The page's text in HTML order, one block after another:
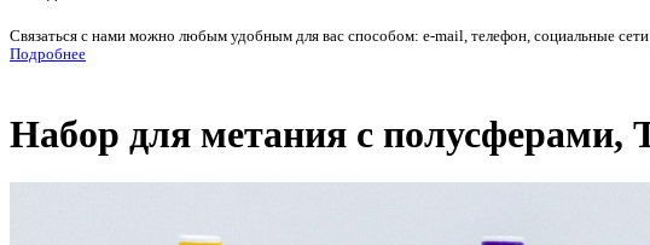
Связаться с нами можно любым удобным для вас способом: e-mail, телефон, социальные
Подробнее
Набор для метания с полусферами,